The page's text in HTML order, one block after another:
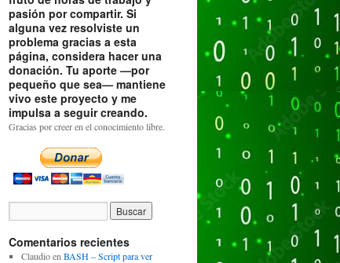
pasión por compartir. Si
alguna vez resolviste un
problema gracias a esta
página, considera hacer una
donación. Tu aporte —por
pequeño que sea— mantiene
vivo este proyecto y me
impulsa a seguir creando.
Gracias por creer en el conocimiento libre.
Comentarios recientes
Claudioen BASH – Script para ver